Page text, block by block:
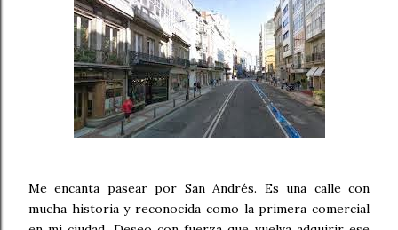
Me encanta pasear por San Andrés. Es una calle con
mucha historia y reconocida como la primera comercial